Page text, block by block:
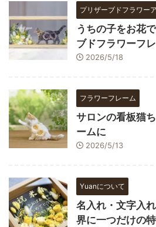
プリザーブドフラワー
うちの子をお花
ブドフラワーフ
2026/5/18
フラワーフレーム
サロンの看板猫
ームに
2026/5/13
Yuanについて
名入れ・文字入
界に一つだけの